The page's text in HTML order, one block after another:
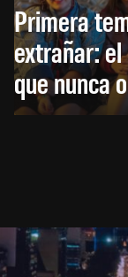
Primera
extrañar:
que nunca